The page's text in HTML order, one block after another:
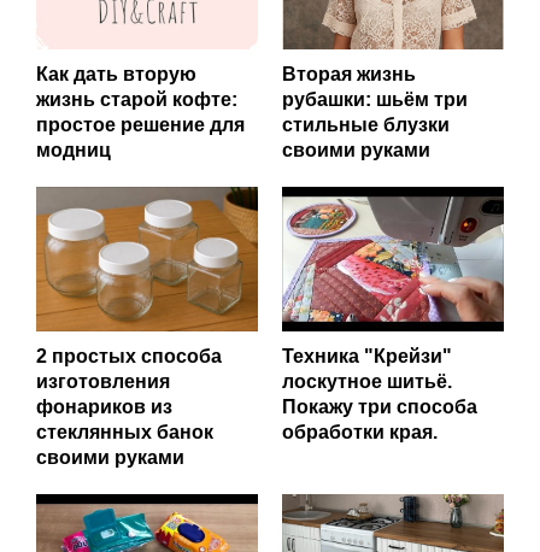
Как дать вторую
жизнь старой кофте:
простое решение для
модниц
Вторая жизнь
рубашки: шьём три
стильные блузки
своими руками
2 простых способа
изготовления
фонариков из
стеклянных банок
своими руками
Техника "Крейзи"
лоскутное шитьё.
Покажу три способа
обработки края.